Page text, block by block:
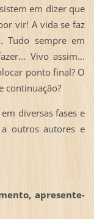
em dizer que
vir! A vida se faz
Tudo sempre em
Vivo assim...
ponto final? O
continuação?
diversas fases e
outros autores e
apresente-